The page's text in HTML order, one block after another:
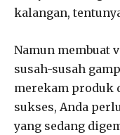
kalangan,
Namun membuat
susah-susah
merekam produk
sukses, Anda
yang sedang